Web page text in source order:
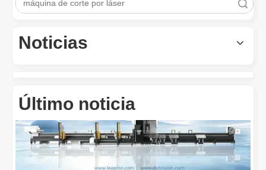
Noticias
Último noticia
Los versátiles Aplicacion y las características sobresalientes de las máquinas de marcado láser